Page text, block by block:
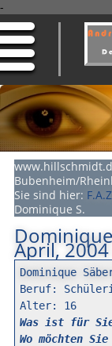
-
Bubenheim/
Sie sind hier:
Dominique S.
April,
Dominique
Beruf:
Alter: 16
Was ist für
Wo möchten